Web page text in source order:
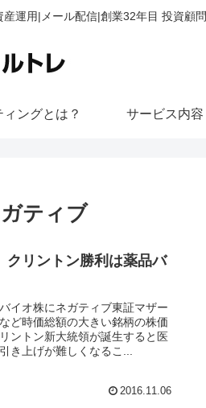
運用|メール配信|創業32年目 投資顧問
ィングとは？ サービス内容
ティブ
クリントン勝利は薬品バ
イオ株にネガティブ東証マザー
ど時価総額の大きい銘柄の株価
ントン新大統領が誕生すると医
き上げが難しくなるこ...
2016.11.06